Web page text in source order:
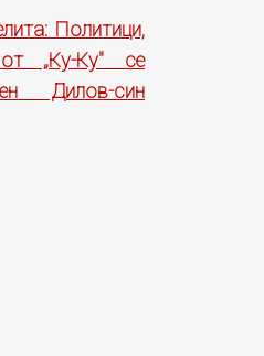
Политици,
„Ку-Ку" се
Дилов-син